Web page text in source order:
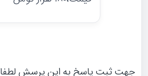
جهت ثبت پاسخ به این پرسش لطفا